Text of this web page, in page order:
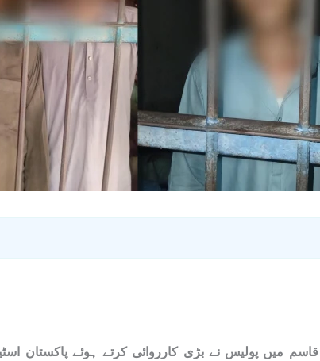
میں پولیس نے بڑی کارروائی کرتے ہوئے پاکستان